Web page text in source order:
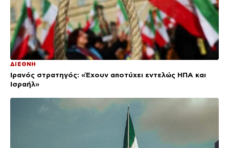
ΔΙΕΘΝΗ
Ιρανός στρατηγός: «Έχουν αποτύχει εντελώς ΗΠΑ και
Ισραήλ»